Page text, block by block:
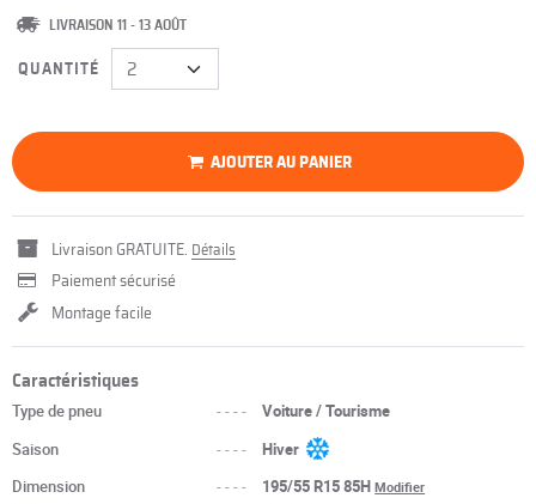
LIVRAISON 11 - 13 AOÛT
QUANTITÉ
AJOUTER AU PANIER
Livraison GRATUITE. Détails
Paiement sécurisé
Montage facile
Caractéristiques
Type de pneu ----
Voiture / Tourisme
Saison
----
Hiver
Dimension
---- 195/55 R15 85HModifier